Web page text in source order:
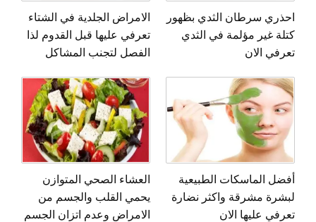
احذري سرطان الثدي بظهور
كتلة غير مؤلمة في الثدي
تعرفي الان
الامراض الجلدية في الشتاء
تعرفي عليها قبل القدوم لذا
الفصل لتجنب المشاكل
أفضل الماسكات الطبيعية
لبشرة مشرقة واكثر نضارة
تعرفي عليها الان
العشاء الصحي المتوازن
يحمي القلب والجسم من
الامراض وعدم اتزان الجسم